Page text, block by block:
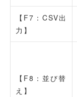
【F7：CSV出
力】
【F8：並び替
え】